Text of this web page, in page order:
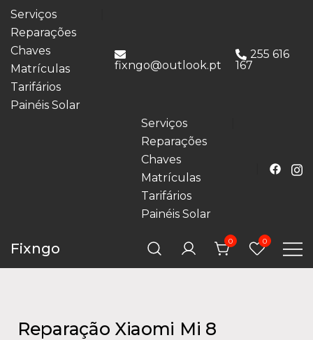
Serviços
Reparações
Chaves
Matrículas
Tarifários
Painéis Solar
fixngo@outlook.pt
255 616
167
Serviços
Reparações
Chaves
Matrículas
Tarifários
Painéis Solar
Fixngo 0 0
Reparação Xiaomi Mi 8